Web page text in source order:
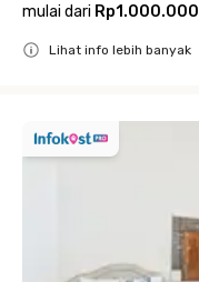
mulai dari Rp1.000.000
Lihat info lebih banyak